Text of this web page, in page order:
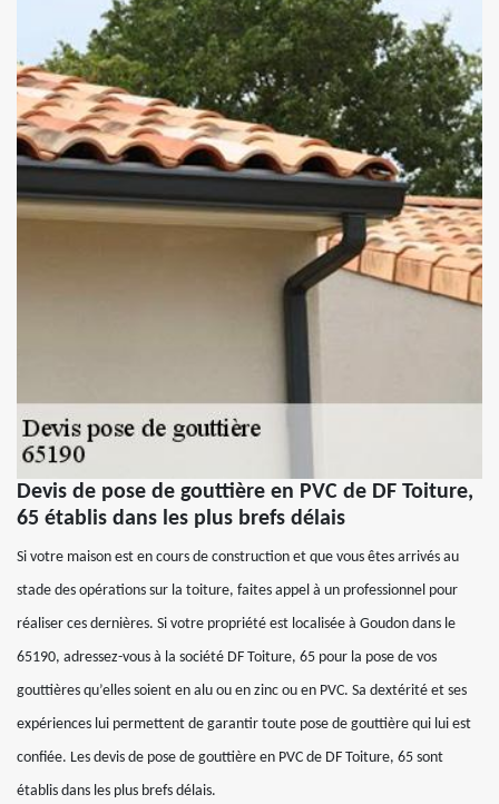
Devis de pose de gouttière en PVC de DF Toiture,
65 établis dans les plus brefs délais
Si votre maison est en cours de construction et que vous êtes arrivés au
stade des opérations sur la toiture, faites appel à un professionnel pour
réaliser ces dernières. Si votre propriété est localisée à Goudon dans le
65190, adressez-vous à la société DF Toiture, 65 pour la pose de vos
gouttières qu’elles soient en alu ou en zinc ou en PVC. Sa dextérité et ses
expériences lui permettent de garantir toute pose de gouttière qui lui est
confiée. Les devis de pose de gouttière en PVC de DF Toiture, 65 sont
établis dans les plus brefs délais.